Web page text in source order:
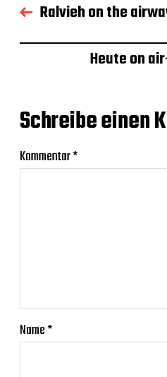
Ralvieh on the
Heute on
Schreibe einen
Kommentar*
Name*